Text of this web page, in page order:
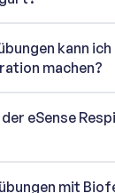
kann
machen?
eSense
mit